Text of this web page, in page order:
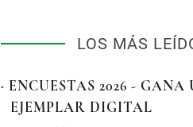
LOS MÁS
· ENCUESTAS 2026 - GANA
EJEMPLAR DIGITAL